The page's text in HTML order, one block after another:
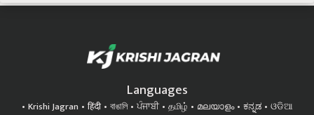
Languages
Krishi Jagran हिंदी বাঙালি ਪੰਜਾਬੀ தமிழ் മലയാളം ಕನ್ನಡ
ଓଡିଆ